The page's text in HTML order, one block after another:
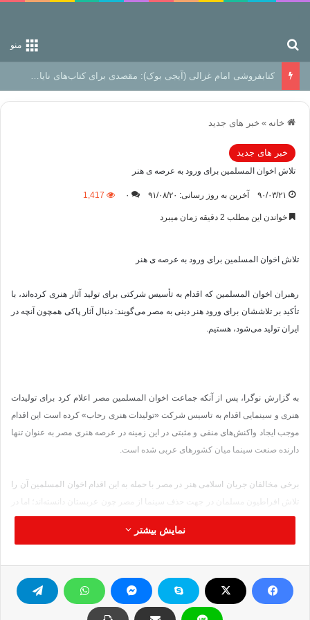
منو
کتابفروشی امام غزالی (آیجی بوک): مقصدی برای کتاب‌های نایاب و اندیشه‌های ماندگار
خانه » خبر های جدید
خبر های جدید
تلاش اخوان المسلمین برای ورود به عرصه ی هنر
۹۰/۰۳/۲۱ آخرین به روز رسانی: ۹۱/۰۸/۲۰ ۰ 1,417
خواندن این مطلب 2 دقیقه زمان میبرد
تلاش اخوان المسلمین برای ورود به عرصه ی هنر
رهبران اخوان المسلمین که اقدام به تأسیس شرکتی برای تولید آثار هنری کرده‌اند، با
تأکید بر تلاششان برای ورود هنر دینی به مصر می‌گویند: دنبال آثار پاکی همچون آنچه در
ایران تولید می‌شود، هستیم.
به گزارش نوگرا، پس از آنکه جماعت اخوان ‌المسلمین مصر اعلام کرد برای تولیدات
هنری و سینمایی اقدام به تاسیس شرکت «تولیدات هنری رحاب» کرده است این اقدام
موجب ایجاد واکنش‌های منفی و مثبتی در این زمینه در عرصه هنری مصر به عنوان تنها
دارنده صنعت سینما میان کشورهای عربی شده است.
برخی مخالفان جریان اسلامی هنر در مصر با حمله به این اقدام اخوان‌ المسلمین آن را
جهت مقابل عده‌ای ورود اخوان المسلمین را تلاشی برای ورود سینما و تلویزیون مصر
به عرصه آثار تاریخی و دینی همچون آنچه در ایران جریان دارد دانسته‌اند.
رئیس شرکت «تولیدات هنری رحاب»: اخوان المسلمین از قبل وارد عرصه هنر شده
نمایش بیشتر